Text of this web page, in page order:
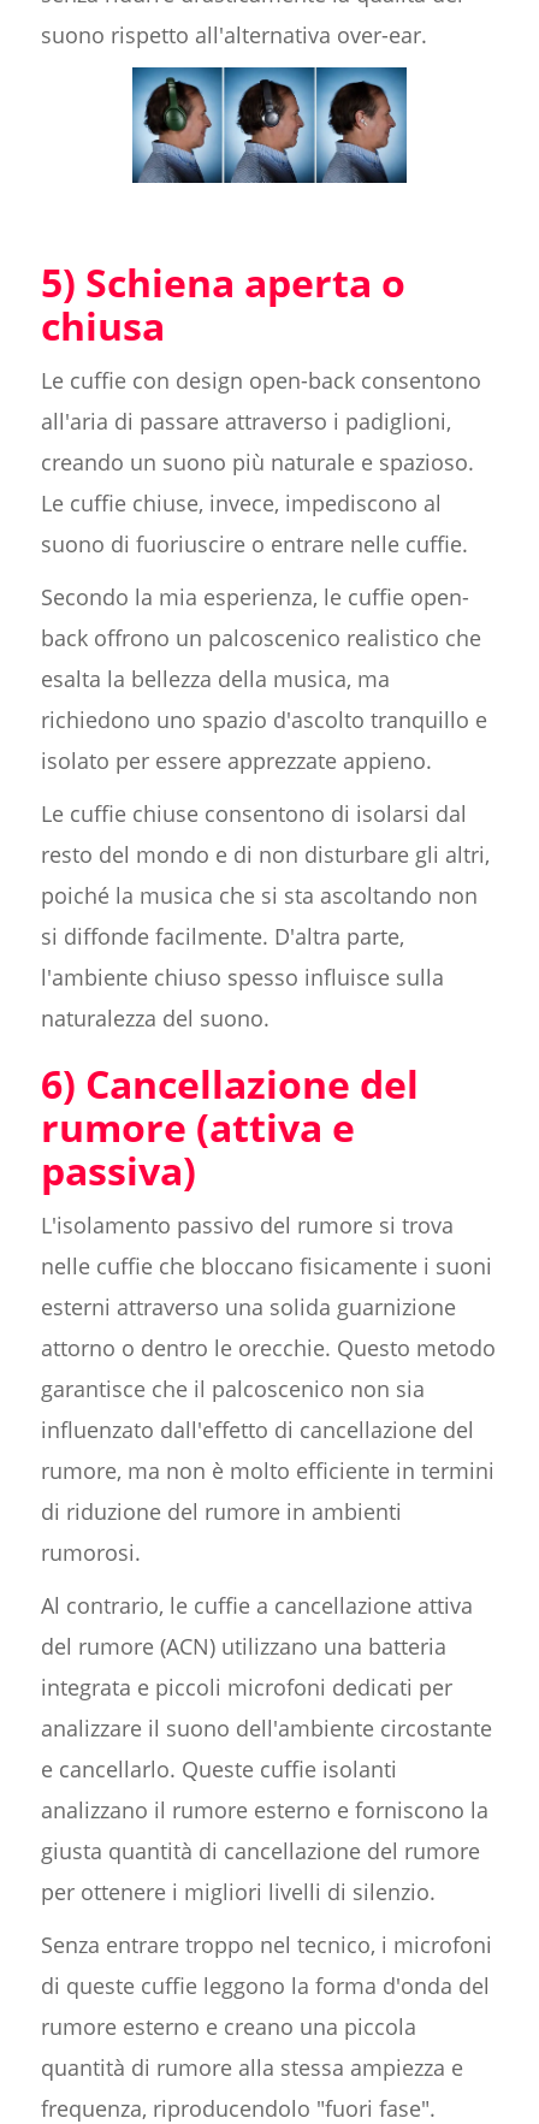
suono rispetto all'alternativa over-ear.
5) Schiena aperta o
chiusa
Le cuffie con design open-back consentono
all'aria di passare attraverso i padiglioni,
creando un suono più naturale e spazioso.
Le cuffie chiuse, invece, impediscono al
suono di fuoriuscire o entrare nelle cuffie.
Secondo la mia esperienza, le cuffie open-
back offrono un palcoscenico realistico che
esalta la bellezza della musica, ma
richiedono uno spazio d'ascolto tranquillo e
isolato per essere apprezzate appieno.
Le cuffie chiuse consentono di isolarsi dal
resto del mondo e di non disturbare gli altri,
poiché la musica che si sta ascoltando non
si diffonde facilmente. D'altra parte,
l'ambiente chiuso spesso influisce sulla
naturalezza del suono.
6) Cancellazione del
rumore (attiva e
passiva)
L'isolamento passivo del rumore si trova
nelle cuffie che bloccano fisicamente i suoni
esterni attraverso una solida guarnizione
attorno o dentro le orecchie. Questo metodo
garantisce che il palcoscenico non sia
influenzato dall'effetto di cancellazione del
rumore, ma non è molto efficiente in termini
di riduzione del rumore in ambienti
rumorosi.
Al contrario, le cuffie a cancellazione attiva
del rumore (ACN) utilizzano una batteria
integrata e piccoli microfoni dedicati per
analizzare il suono dell'ambiente circostante
e cancellarlo. Queste cuffie isolanti
analizzano il rumore esterno e forniscono la
giusta quantità di cancellazione del rumore
per ottenere i migliori livelli di silenzio.
Senza entrare troppo nel tecnico, i microfoni
di queste cuffie leggono la forma d'onda del
rumore esterno e creano una piccola
quantità di rumore alla stessa ampiezza e
frequenza, riproducendolo "fuori fase".